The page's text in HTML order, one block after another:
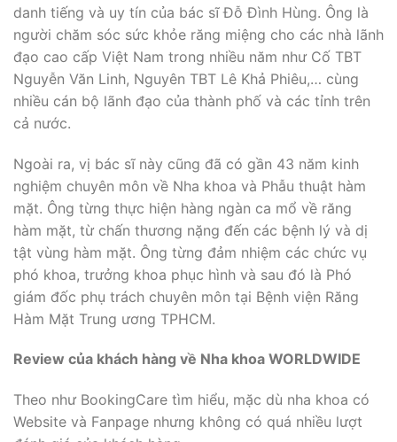
danh tiếng và uy tín của bác sĩ Đỗ Đình Hùng. Ông là
người chăm sóc sức khỏe răng miệng cho các nhà lãnh
đạo cao cấp Việt Nam trong nhiều năm như Cố TBT
Nguyễn Văn Linh, Nguyên TBT Lê Khả Phiêu,… cùng
nhiều cán bộ lãnh đạo của thành phố và các tỉnh trên
cả nước.
Ngoài ra, vị bác sĩ này cũng đã có gần 43 năm kinh
nghiệm chuyên môn về Nha khoa và Phẫu thuật hàm
mặt. Ông từng thực hiện hàng ngàn ca mổ về răng
hàm mặt, từ chấn thương nặng đến các bệnh lý và dị
tật vùng hàm mặt. Ông từng đảm nhiệm các chức vụ
phó khoa, trưởng khoa phục hình và sau đó là Phó
giám đốc phụ trách chuyên môn tại Bệnh viện Răng
Hàm Mặt Trung ương TPHCM.
Review của khách hàng về Nha khoa WORLDWIDE
Theo như BookingCare tìm hiểu, mặc dù nha khoa có
Website và Fanpage nhưng không có quá nhiều lượt